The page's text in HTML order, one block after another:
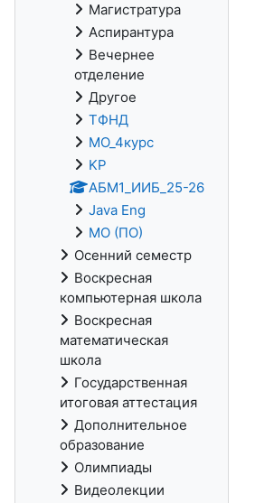
Магистратура
Аспирантура
Вечернее
отделение
Другое
ТФНД
МО_4курс
KP
АБМ1_ИИБ_25-26
Java Eng
МО (ПО)
Осенний семестр
Воскресная
компьютерная школа
Воскресная
математическая
школа
Государственная
итоговая аттестация
Дополнительное
образование
Олимпиады
Видеолекции